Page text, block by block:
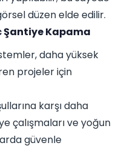
düzen elde edilir.
Şantiye Kapama
daha yüksek
projeler için
karşı daha
çalışmaları ve yoğun
güvenle